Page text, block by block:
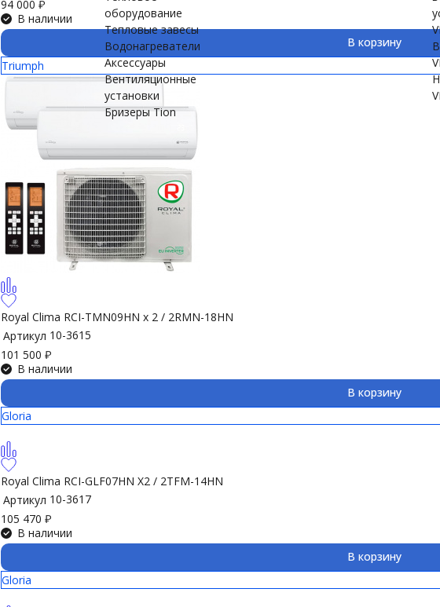
оборудование
Тепловые завесы
Водонагреватели
Аксессуары
Вентиляционные
установки
Бризеры Tion
94 000 ₽
В наличии
В корзину
Triumph
Royal Clima RCI-TMN09HN х 2 / 2RMN-18HN
Артикул 10-3615
101 500 ₽
В наличии
В корзину
Gloria
Royal Clima RCI-GLF07HN X2 / 2TFM-14HN
Артикул 10-3617
105 470 ₽
В наличии
В корзину
Gloria